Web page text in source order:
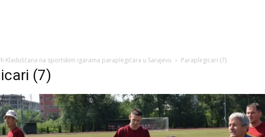
Kladuščana na sportskim igarama paraplegičara u Sarajevu Paraplegicari (7)
(7)